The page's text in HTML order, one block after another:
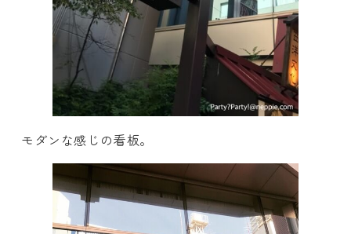
モダンな感じの看板。